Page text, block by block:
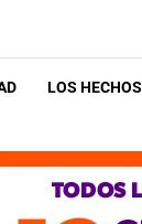
LOS HECHOS